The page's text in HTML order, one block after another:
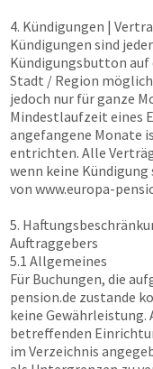
4. Kündigungen |
Kündigungen sind
Kündigungsbutton
Stadt / Region
jedoch nur für ganze
Mindestlaufzeit eines
angefangene Monate
entrichten. Alle
wenn keine Kündigung
von www.europa-
5.
Auftraggebers
5.1 Allgemeines
Für Buchungen, die
pension.de zustande
keine Gewährleistung.
betreffenden
im Verzeichnis